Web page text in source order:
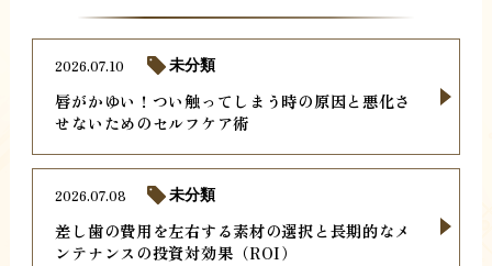
唇がかゆい！つい触ってしまう時の原因と悪化さ
せないためのセルフケア術
2026.07.10 未分類
差し歯の費用を左右する素材の選択と長期的なメ
ンテナンスの投資対効果（ROI）
2026.07.08 未分類